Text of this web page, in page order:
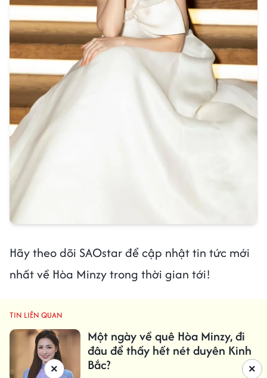
Hãy theo dõi SAOstar để cập nhật tin tức mới
nhất về Hòa Minzy trong thời gian tới!
TIN LIÊN QUAN
Một ngày về quê Hòa Minzy, đi
đâu để thấy hết nét duyên Kinh
Bắc?
×
×